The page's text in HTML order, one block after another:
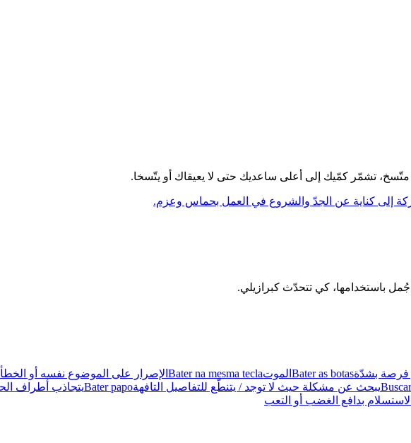
تشمّر كمّيك إلى أعلى ساعديك حتى لا يعيقاك أو يتّسخا.
إلى كناية عن الجدّ والشروع في العمل بحماس وعزم.
فرصة بشدّةBater as botas الموتBater na mesma tecla الإصرار على الموضوع نفسه أو
يبحث عن مشكلة حيث لا توجد / يتنطّع للتفاصيل التافهةBater papoيتجاذب أطراف
الاستسلام بدافع الغضب أو التعب